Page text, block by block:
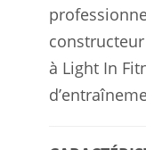
à Light In